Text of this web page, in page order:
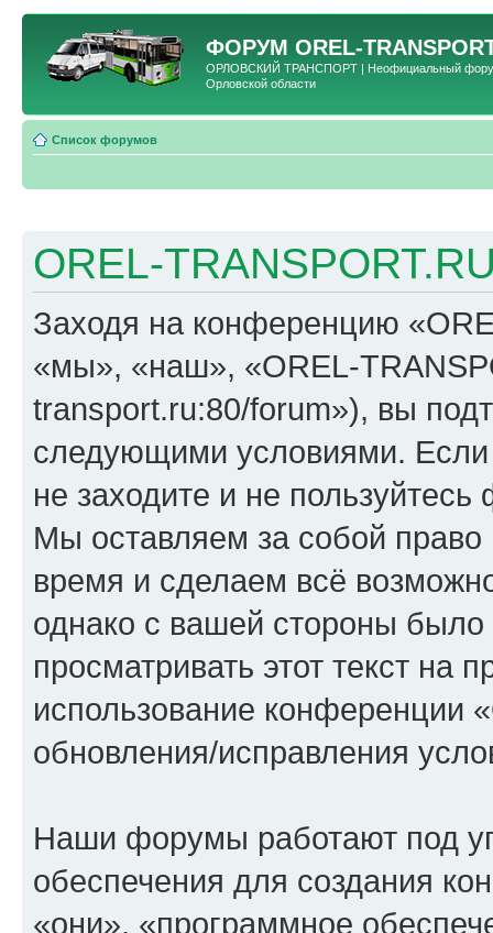
ФОРУМ OREL-
ОРЛОВСКИЙ ТРАНСПОРТ | Неофициальный форум
Орловской области
Список форумов
OREL-
Заходя на конференцию
«мы», «наш», «OREL-
transport.ru:80/forum»), вы
следующими условиями.
не заходите и не
Мы оставляем за собой
время и сделаем всё
однако с вашей стороны
просматривать этот текст на
использование конференции
обновления/исправления
Наши форумы работают под
обеспечения для создания
«они», «программное